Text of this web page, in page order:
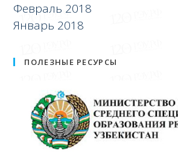
Февраль 2018
Январь 2018
ПОЛЕЗНЫЕ РЕСУРСЫ